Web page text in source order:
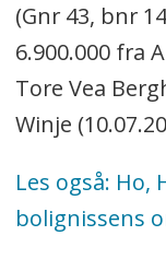
(Gnr 43, bnr
6.900.000 fra
Tore Vea
Winje
Les også: Ho,
bolignissens